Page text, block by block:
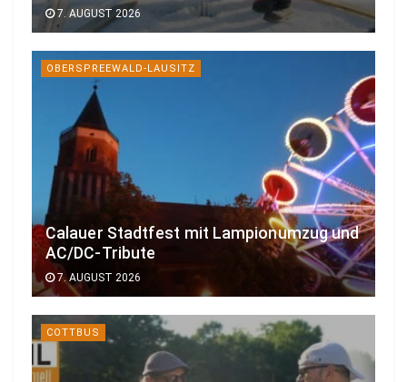
7. AUGUST 2026
OBERSPREEWALD-LAUSITZ
Calauer Stadtfest mit Lampionumzug und
AC/DC-Tribute
7. AUGUST 2026
COTTBUS